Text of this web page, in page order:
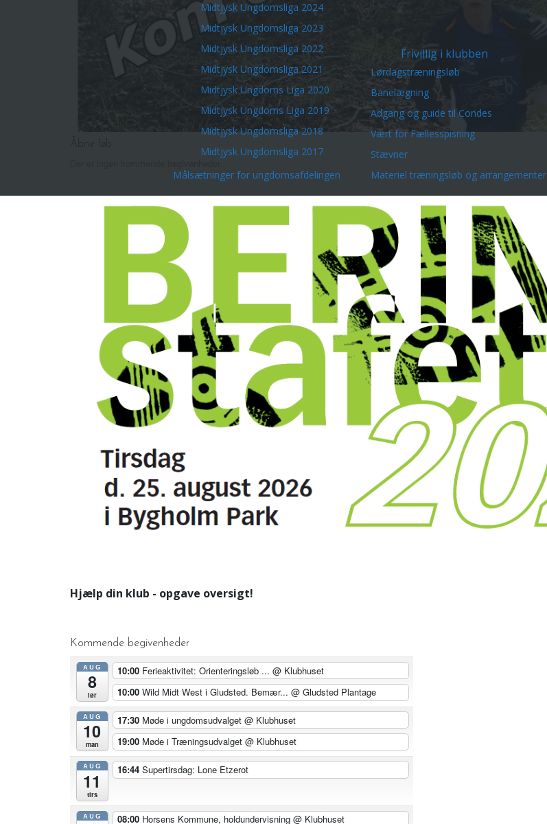
Midtjysk Ungdomsliga 2024
Midtjysk Ungdomsliga 2023
Midtjysk Ungdomsliga 2022
Midtjysk Ungdomsliga 2021
Midtjysk Ungdoms Liga 2020
Midtjysk Ungdoms Liga 2019
Midtjysk Ungdomsliga 2018
Midtjysk Ungdomsliga 2017
Målsætninger for ungdomsafdelingen
Frivillig i klubben
Lørdagstræningsløb
Banelægning
Adgang og guide til Condes
Vært for Fællesspisning
Stævner
Materiel træningsløb og arrangementer
Hjælp din klub - opgave oversigt!
Kommende begivenheder
AUG
8
lør
10:00 Ferieaktivitet: Orienteringsløb ... @ Klubhuset
10:00 Wild Midt West i Gludsted. Bemær... @ Gludsted Plantage
AUG
10
man
17:30 Møde i ungdomsudvalget @ Klubhuset
19:00 Møde i Træningsudvalget @ Klubhuset
AUG
11
tirs
16:44 Supertirsdag: Lone Etzerot
AUG 08:00 Horsens Kommune, holdundervisning @ Klubhuset